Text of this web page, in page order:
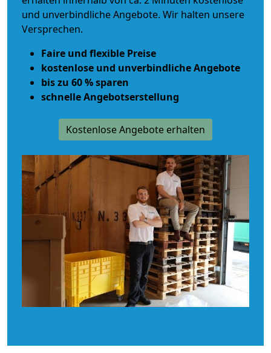
und unverbindliche Angebote. Wir halten unsere
Versprechen.
Faire und flexible Preise
kostenlose und unverbindliche Angebote
bis zu 60 % sparen
schnelle Angebotserstellung
Kostenlose Angebote erhalten